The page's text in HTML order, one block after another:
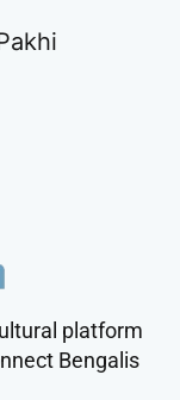
platform
Bengalis